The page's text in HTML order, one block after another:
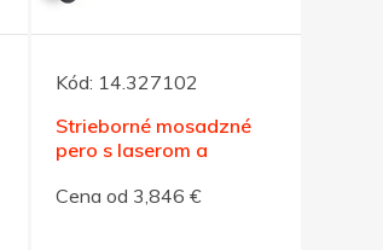
Kód: 14.327102
Strieborné mosadzné
pero s laserom a
Cena od 3,846 €